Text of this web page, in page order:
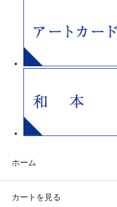
ホーム
カートを見る